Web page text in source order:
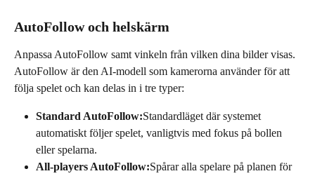
AutoFollow och helskärm
Anpassa AutoFollow samt vinkeln från vilken dina bilder visas.
AutoFollow är den AI-modell som kamerorna använder för att
följa spelet och kan delas in i tre typer:
Standard AutoFollow:Standardläget där systemet
automatiskt följer spelet, vanligtvis med fokus på bollen
eller spelarna.
All-players AutoFollow:Spårar alla spelare på planen för